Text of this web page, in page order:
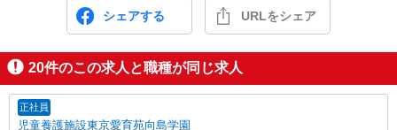
シェアする URLをシェア
20件のこの求人と職種が同じ求人
正社員
児童養護施設東京愛育苑向島学園